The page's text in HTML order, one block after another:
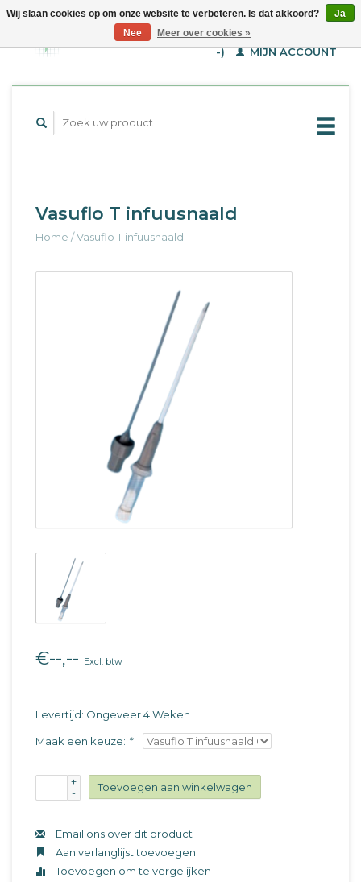
WINKELWAGEN (€--,-
-)
MIJN ACCOUNT
Vasuflo T infuusnaald
Home /Vasuflo T infuusnaald
€--,-- Excl. btw
Levertijd: Ongeveer 4 Weken
Maak een keuze: *
+
-
Toevoegen aan winkelwagen
Email ons over dit product
Aan verlanglijst toevoegen
Toevoegen om te vergelijken
Wij slaan cookies op om onze website te verbeteren. Is dat akkoord?
Ja
Nee
Meer over cookies »